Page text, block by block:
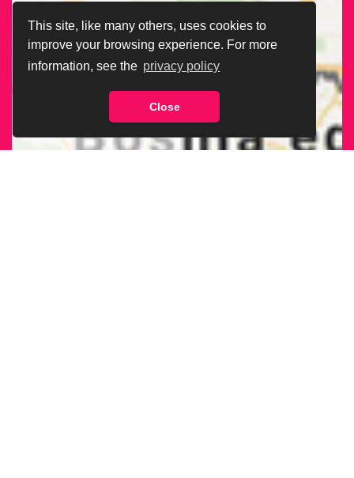
This site, like many others, uses cookies to
improve your browsing experience. For more
information, see the privacy policy
Close